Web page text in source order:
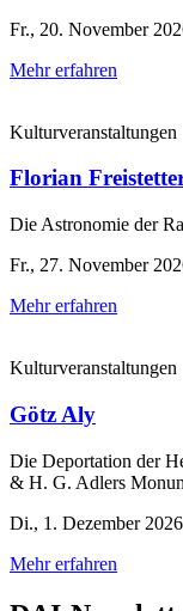
Fr., 20. November
Mehr erfahren
Kulturveranstaltungen
Florian
Die Astronomie der
Fr., 27. November
Mehr erfahren
Kulturveranstaltungen
Götz Aly
Die Deportation der
& H. G. Adlers
Di., 1. Dezember
Mehr erfahren